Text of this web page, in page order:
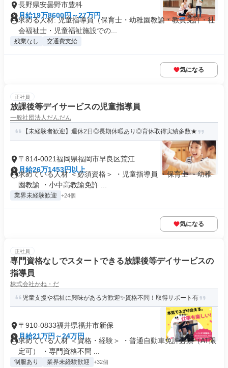
長野県安曇野市豊科
月給19万8600円～27万円
求める人材: 児童指導員（保育士・幼稚園教諭・教員免許・社
会福祉士・児童福祉施設での...
残業なし 交通費支給
気になる
正社員
放課後等デイサービスの児童指導員
一般社団法人だんだん
【未経験者歓迎】週休2日◎長期休暇あり◎育休取得実績多数★
〒814-0021福岡県福岡市早良区荒江
月給26万1453円以上
求めている人材 ＜必須資格＞ ・児童指導員 ・保育士 ・幼稚
園教諭 ・小中高教諭免許 ...
業界未経験歓迎 +24個
気になる
正社員
専門資格なしでスタートできる放課後等デイサービスの
指導員
株式会社かね・だ
児童支援や福祉に興味がある方歓迎✨️資格不問！取得サポート有
〒910-0833福井県福井市新保
月給21万円～24万円
求めている人材 ＜資格・経験＞ ・普通自動車免許必須（AT限
定可） ・専門資格不問 ...
制服あり 業界未経験歓迎 +32個